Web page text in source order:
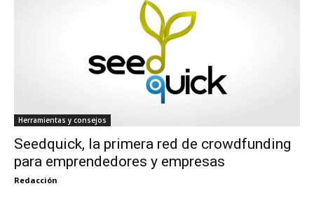
Herramientas y consejos
Seedquick, la primera red de crowdfunding
para emprendedores y empresas
Redacción